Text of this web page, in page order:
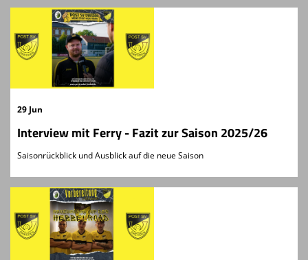
29 Jun
Interview mit Ferry - Fazit zur Saison 2025/26
Saisonrückblick und Ausblick auf die neue Saison